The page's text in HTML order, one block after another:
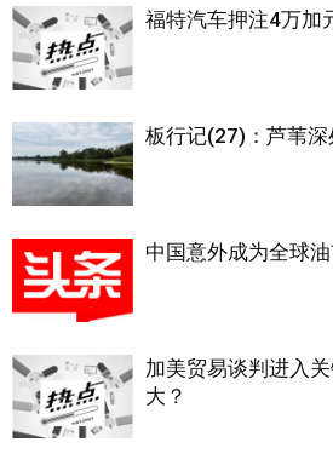
福特汽车押注4万加
板行记(27)：芦苇
中国意外成为全球油
加美贸易谈判进入
大？